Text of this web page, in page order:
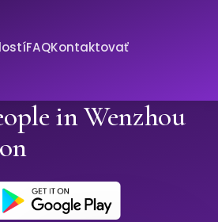
FAQKontaktovať
in Wenzhou